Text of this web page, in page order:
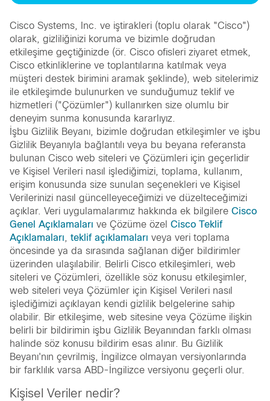
Cisco Systems, Inc. ve iştirakleri (toplu olarak "Cisco")
olarak, gizliliğinizi koruma ve bizimle doğrudan
etkileşime geçtiğinizde (ör. Cisco ofisleri ziyaret etmek,
Cisco etkinliklerine ve toplantılarına katılmak veya
müşteri destek birimini aramak şeklinde), web sitelerimiz
ile etkileşimde bulunurken ve sunduğumuz teklif ve
hizmetleri ("Çözümler") kullanırken size olumlu bir
deneyim sunma konusunda kararlıyız.
İşbu Gizlilik Beyanı, bizimle doğrudan etkileşimler ve işbu
Gizlilik Beyanıyla bağlantılı veya bu beyana referansta
bulunan Cisco web siteleri ve Çözümleri için geçerlidir
ve Kişisel Verileri nasıl işlediğimizi, toplama, kullanım,
erişim konusunda size sunulan seçenekleri ve Kişisel
Verilerinizi nasıl güncelleyeceğimizi ve düzelteceğimizi
açıklar. Veri uygulamalarımız hakkında ek bilgilere Cisco
Genel Açıklamaları ve Çözüme özel Cisco Teklif
Açıklamaları
teklif açıklamaları veya veri toplama
öncesinde ya da sırasında sağlanan diğer bildirimler
üzerinden ulaşılabilir. Belirli Cisco etkileşimleri, web
siteleri ve Çözümleri, özellikle söz konusu etkileşimler,
web siteleri veya Çözümler için Kişisel Verileri nasıl
işlediğimizi açıklayan kendi gizlilik belgelerine sahip
olabilir. Bir etkileşime, web sitesine veya Çözüme ilişkin
belirli bir bildirimin işbu Gizlilik Beyanından farklı olması
halinde söz konusu bildirim esas alınır. Bu Gizlilik
Beyanı'nın çevrilmiş, İngilizce olmayan versiyonlarında
bir farklılık varsa ABD-İngilizce versiyonu geçerli olur.
Kişisel Veriler nedir?